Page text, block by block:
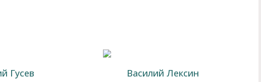
Гусев Василий Лексин